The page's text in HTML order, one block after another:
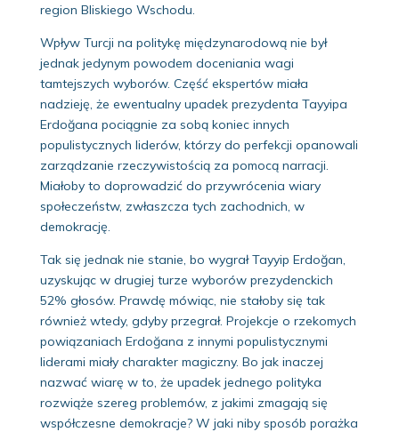
region Bliskiego Wschodu.
Wpływ Turcji na politykę międzynarodową nie był
jednak jedynym powodem doceniania wagi
tamtejszych wyborów. Część ekspertów miała
nadzieję, że ewentualny upadek prezydenta Tayyipa
Erdoğana pociągnie za sobą koniec innych
populistycznych liderów, którzy do perfekcji opanowali
zarządzanie rzeczywistością za pomocą narracji.
Miałoby to doprowadzić do przywrócenia wiary
społeczeństw, zwłaszcza tych zachodnich, w
demokrację.
Tak się jednak nie stanie, bo wygrał Tayyip Erdoğan,
uzyskując w drugiej turze wyborów prezydenckich
52% głosów. Prawdę mówiąc, nie stałoby się tak
również wtedy, gdyby przegrał. Projekcje o rzekomych
powiązaniach Erdoğana z innymi populistycznymi
liderami miały charakter magiczny. Bo jak inaczej
nazwać wiarę w to, że upadek jednego polityka
rozwiąże szereg problemów, z jakimi zmagają się
współczesne demokracje? W jaki niby sposób porażka